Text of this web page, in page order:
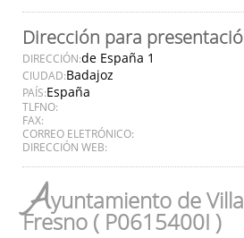
Dirección para
DIRECCIÓN:de España 1
CIUDAD:Badajoz
PAÍS:España
TLFNO:
FAX:
CORREO ELETRÓNICO:
DIRECCIÓN WEB:
Ayuntamiento de
Fresno ( P0615400I )